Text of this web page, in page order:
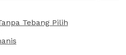
Tebang Pilih